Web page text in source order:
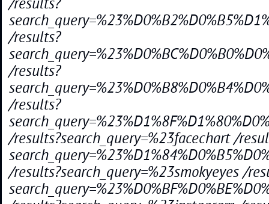
/results?
/results?
/results?
/results?
/results?search_query=%23facechart /
/results?search_query=%23smokyeyes /